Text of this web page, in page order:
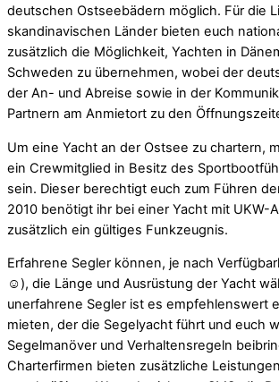
deutschen Ostseebädern möglich. Für die
skandinavischen Länder bieten euch
zusätzlich die Möglichkeit, Yachten in
Schweden zu übernehmen, wobei der
der An- und Abreise sowie in der
Partnern am Anmietort zu den
Um eine Yacht an der Ostsee zu chartern,
ein Crewmitglied in Besitz des
sein. Dieser berechtigt euch zum Führen
2010 benötigt ihr bei einer Yacht mit UKW-
zusätzlich ein gültiges Funkzeugnis.
Erfahrene Segler können, je nach
☺), die Länge und Ausrüstung der Yacht
unerfahrene Segler ist es empfehlenswert
mieten, der die Segelyacht führt und euch
Segelmanöver und Verhaltensregeln
Charterfirmen bieten zusätzliche